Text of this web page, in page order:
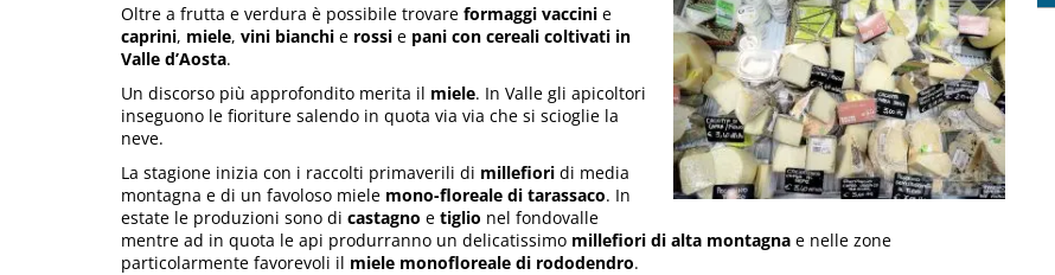
Oltre a frutta e verdura è possibile trovare formaggi vaccini e
caprini, miele, vini bianchi e rossi e pani con cereali coltivati in
Valle d’Aosta.
Un discorso più approfondito merita il miele. In Valle gli apicoltori
inseguono le fioriture salendo in quota via via che si scioglie la
neve.
La stagione inizia con i raccolti primaverili di millefiori di media
montagna e di un favoloso miele mono-floreale di tarassaco. In
estate le produzioni sono di castagno e tiglio nel fondovalle
mentre ad in quota le api produrranno un delicatissimo millefiori di alta montagna e nelle zone
particolarmente favorevoli il miele monofloreale di rododendro.